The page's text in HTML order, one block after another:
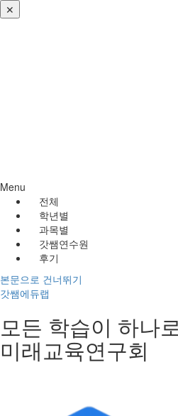
✕
Menu
전체
학년별
과목별
갓쌤연수원
후기
본문으로 건너뛰기
갓쌤에듀랩
모든 학습이 하나
미래교육연구회